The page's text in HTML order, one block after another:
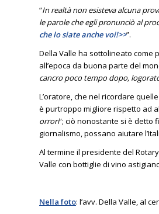
“In realtà non esisteva alcuna
le parole che egli pronunciò al
che lo siate anche voi!>>”.
Della Valle ha sottolineato come
all’epoca da buona parte del
cancro poco tempo dopo,
L’oratore, che nel ricordare
è purtroppo migliore rispetto ad
orrori”; ciò nonostante si è detto
giornalismo, possano aiutare
Al termine il presidente del
Valle con bottiglie di vino
Nella foto: l’avv. Della Valle, al